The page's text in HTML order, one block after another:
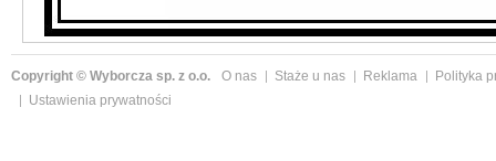
Copyright © Wyborcza sp. z o.o. O nas Staże u nas Reklama
Polityka
Ustawienia prywatności